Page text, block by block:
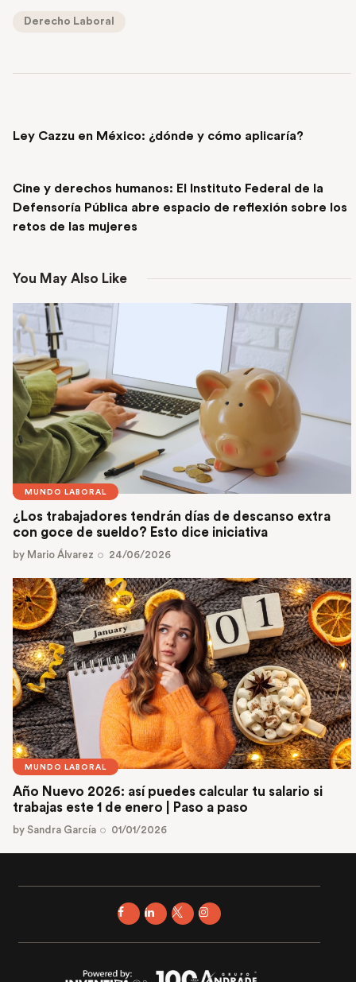
Derecho Laboral
Ley Cazzu en México: ¿dónde y cómo aplicaría?
Cine y derechos humanos: El Instituto Federal de la
Defensoría Pública abre espacio de reflexión sobre los
retos de las mujeres
You May Also Like
MUNDO LABORAL
¿Los trabajadores tendrán días de descanso extra
con goce de sueldo? Esto dice iniciativa
by Mario Álvarez 24/06/2026
MUNDO LABORAL
Año Nuevo 2026: así puedes calcular tu salario si
trabajas este 1 de enero | Paso a paso
by Sandra García 01/01/2026